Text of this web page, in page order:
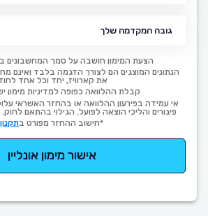
גובה המקדמה שלך
הצעת המימון חושבה על סמך המחשבונים
הנתונים המוצגים הם לצורך הדגמה בלבד ואינם
את קארוויז, יחד וכל אחד
קבלת ההלוואה כפופה למדיניות מימון
אי עמידה בפירעון ההלוואה או בהחזר האשראי
פיגורים והליכי הוצאה לפועל. הגילוי בהתאם לחוק. מספר
*חישוב ההחזר מפורט בתקנון
אישור מימון אונליין